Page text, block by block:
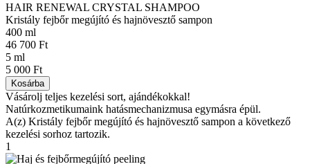
HAIR RENEWAL CRYSTAL SHAMPOO
Kristály fejbőr megújító és hajnövesztő sampon
400 ml
46 700 Ft
5 ml
5 000 Ft
Kosárba
Vásárolj teljes kezelési sort, ajándékokkal!
Natúrkozmetikumaink hatásmechanizmusa egymásra épül.
A(z) Kristály fejbőr megújító és hajnövesztő sampon a következő
kezelési sorhoz tartozik.
1